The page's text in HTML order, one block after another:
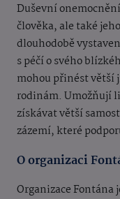
Duševní
člověka, ale také
dlouhodobě
s péčí o svého
mohou přinést
rodinám. Umožňují
získávat větší
zázemí, které
O organizaci
Organizace Fontána